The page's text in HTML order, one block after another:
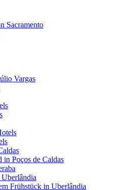
Sacramento
Vargas
in Poços de Caldas
Frühstück in Uberlândia